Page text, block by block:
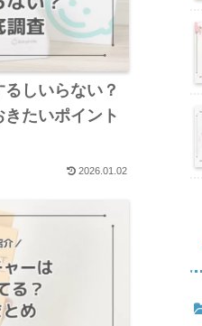
しいらない？
たいポイント
2026.01.02